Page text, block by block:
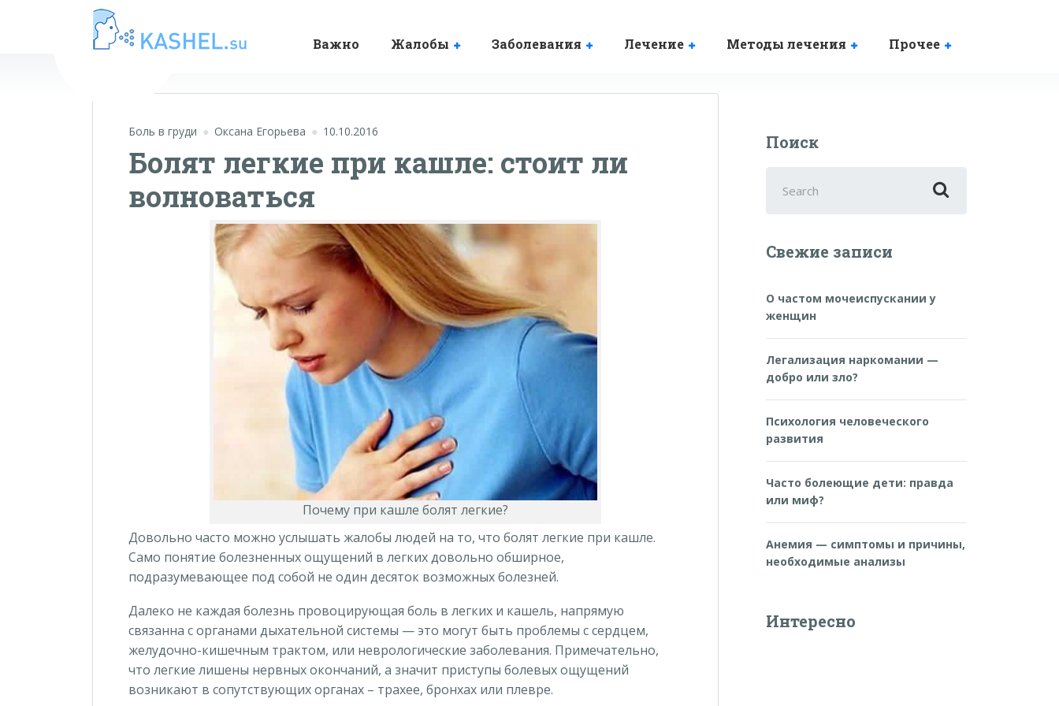
Важно Жалобы Заболевания Лечение Методы лечения Прочее
Боль в груди Оксана Егорьева 10.10.2016
Болят легкие при кашле: стоит ли
волноваться
Почему при кашле болят легкие?
Довольно часто можно услышать жалобы людей на то, что болят легкие при кашле.
Само понятие болезненных ощущений в легких довольно обширное,
подразумевающее под собой не один десяток возможных болезней.
Далеко не каждая болезнь провоцирующая боль в легких и кашель, напрямую
связанна с органами дыхательной системы — это могут быть проблемы с сердцем,
желудочно-кишечным трактом, или неврологические заболевания. Примечательно,
что легкие лишены нервных окончаний, а значит приступы болевых ощущений
возникают в сопутствующих органах – трахее, бронхах или плевре.
Поиск
for:
Свежие записи
О частом мочеиспускании у
женщин
Легализация наркомании —
добро или зло?
Психология человеческого
развития
Часто болеющие дети: правда
или миф?
Анемия — симптомы и причины,
необходимые анализы
Интересно